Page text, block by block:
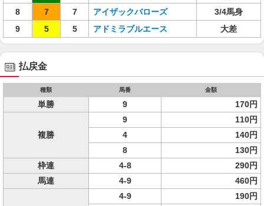
8
7 7 アイザックバローズ
3/4馬身
9
5 5 アドミラブルエース 大差
払戻金
種類 馬番 金額
単勝 9 170円
複勝
9
110円
4
140円
8
130円
枠連
4-8
290円
馬連
4-9 460円
4-9
190円